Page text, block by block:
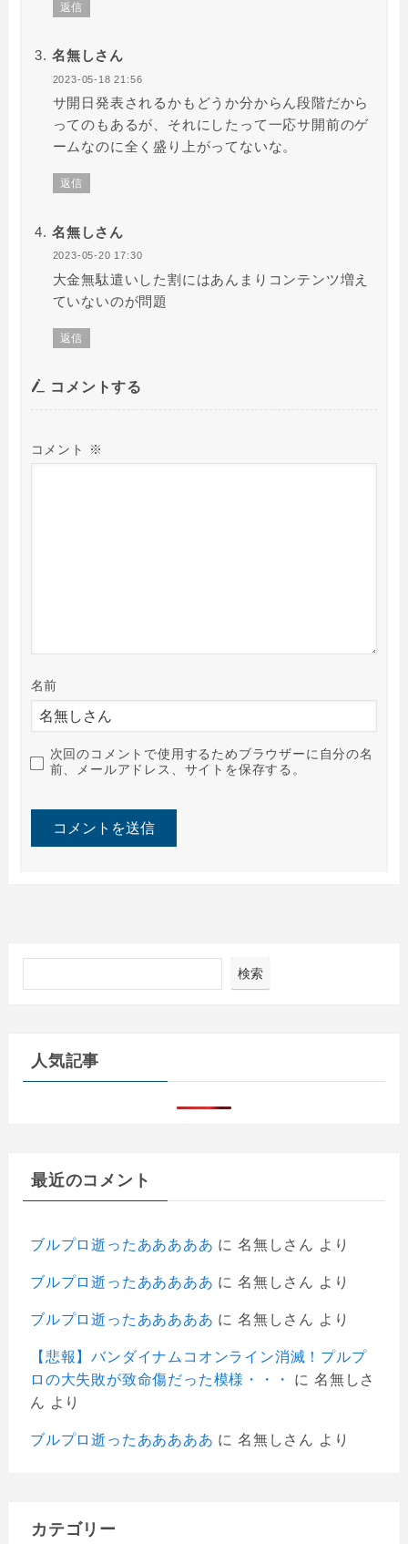
返信
名無しさん
2023-05-18 21:56
サ開日発表されるかもどうか分からん段階だから
ってのもあるが、それにしたって一応サ開前のゲ
ームなのに全く盛り上がってないな。
返信
名無しさん
2023-05-20 17:30
大金無駄遣いした割にはあんまりコンテンツ増え
ていないのが問題
返信
コメントする
コメント ※
名前
次回のコメントで使用するためブラウザーに自分の名
前、メールアドレス、サイトを保存する。
検索
人気記事
最近のコメント
ブルプロ逝ったあああああ に 名無しさん より
ブルプロ逝ったあああああ に 名無しさん より
ブルプロ逝ったあああああ に 名無しさん より
【悲報】バンダイナムコオンライン消滅！プルプ
ロの大失敗が致命傷だった模様・・・
に 名無しさ
ん より
ブルプロ逝ったあああああ に 名無しさん より
カテゴリー